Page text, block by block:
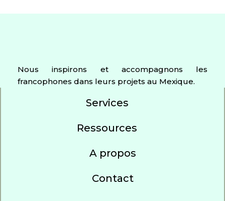
Nous inspirons et accompagnons les
francophones dans leurs projets au Mexique.
Services
Ressources
A propos
Contact